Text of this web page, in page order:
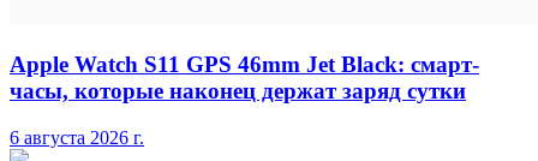
Apple Watch S11 GPS 46mm Jet Black: смарт-
часы, которые наконец держат заряд сутки
6 августа 2026 г.